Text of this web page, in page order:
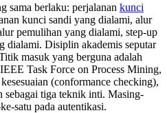
sama berlaku: perjalanan kunci
kunci sandi yang dialami, alur
pemulihan yang dialami, step-up
dialami. Disiplin akademis seputar
masuk yang berguna adalah
Task Force on Process Mining,
(conformance checking),
sebagai tiga teknik inti. Masing-
satu pada autentikasi.